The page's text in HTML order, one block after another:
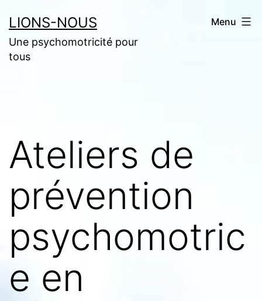
au
contenu
LIONS-NOUS
Une psychomotricité pour
tous
Menu
Ateliers de
prévention
psychomotric
e en